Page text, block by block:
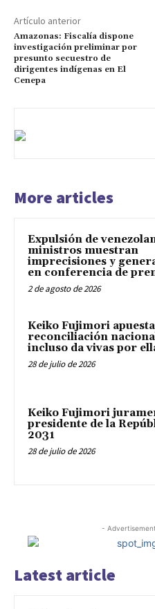
Artículo anterior
Amazonas: Fiscalía dispone
investigación preliminar por
presunto secuestro de
dirigentes indígenas en El
Cenepa
More articles
Expulsión de
ministros muestran
imprecisiones y
en conferencia de
2 de agosto de 2026
Keiko Fujimori
reconciliación
incluso da vivas por
28 de julio de 2026
Keiko Fujimori
presidente de la
2031
28 de julio de 2026
-
Latest article